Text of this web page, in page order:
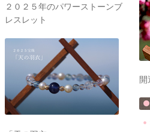
２０２５年のパワーストーンブ
レスレット
開